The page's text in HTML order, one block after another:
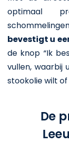
optimaal
bevestigt u
de knop “Ik
vullen, waarbij
stookolie wilt of
De